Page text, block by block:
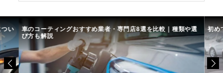
い 車のコーティングおすすめ業者・専門店8選を比較｜種類や選
び方も解説
初め